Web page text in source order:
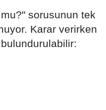
sorusunun tek
Karar verirken